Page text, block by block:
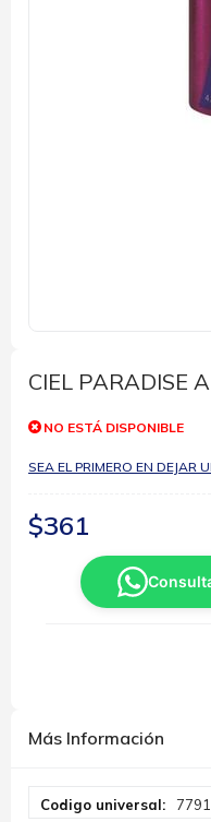
comienzo
de
galería
imágenes
CIEL PARADISE
NO ESTÁ DISPONIBLE
SEA EL PRIMERO EN DEJAR
$361
Más Información
Información